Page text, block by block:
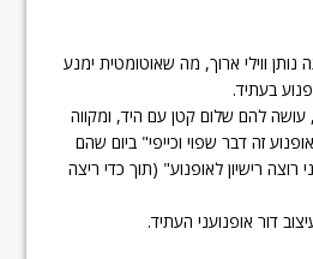
ווילי ארוך, מה שאוטומטית ימנע
בעתיד.
להם שלום קטן עם היד, ומקווה
זה דבר שפוי וכייפי" ביום שהם
רישיון לאופנוע" (תוך כדי ריצה
דור אופנועני העתיד.